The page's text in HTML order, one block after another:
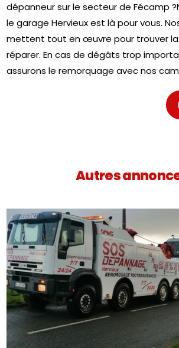
dépanneur sur le secteur de Fécamp
le garage Hervieux est là pour vous.
mettent tout en œuvre pour trouver
réparer. En cas de dégâts trop
assurons le remorquage avec nos
Autres